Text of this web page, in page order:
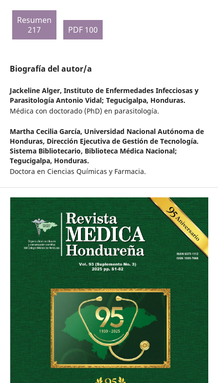
Resumen
217
PDF 100
Biografía del autor/a
Jackeline Alger, Instituto de Enfermedades Infecciosas y
Parasitología Antonio Vidal; Tegucigalpa, Honduras.
Médica con doctorado (PhD) en parasitología.
Martha Cecilia García, Universidad Nacional Autónoma de
Honduras, Dirección Ejecutiva de Gestión de Tecnología.
Sistema Bibliotecario, Biblioteca Médica Nacional;
Tegucigalpa, Honduras.
Doctora en Ciencias Químicas y Farmacia.